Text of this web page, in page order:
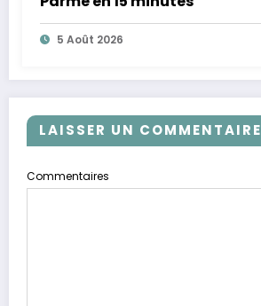
5 Août 2026
LAISSER UN COMMENTAIRE
Commentaires